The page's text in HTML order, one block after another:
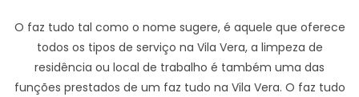
O faz tudo tal como o nome sugere, é aquele que oferece
todos os tipos de serviço na Vila Vera, a limpeza de
residência ou local de trabalho é também uma das
funções prestados de um faz tudo na Vila Vera. O faz tudo